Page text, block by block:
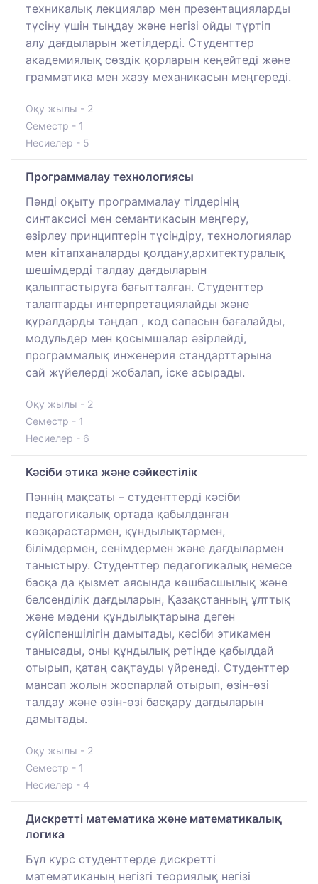
техникалық лекциялар мен презентацияларды
түсіну үшін тыңдау және негізі ойды түртіп
алу дағдыларын жетілдерді. Студенттер
академиялық сөздік қорларын кеңейтеді және
грамматика мен жазу механикасын меңгереді.
Оқу жылы - 2
Семестр - 1
Несиелер - 5
Программалау технологиясы
Пәнді оқыту программалау тілдерінің
синтаксисі мен семантикасын меңгеру,
әзірлеу принциптерін түсіндіру, технологиялар
мен кітапханаларды қолдану,архитектуралық
шешімдерді талдау дағдыларын
қалыптастыруға бағытталған. Студенттер
талаптарды интерпретациялайды және
құралдарды таңдап , код сапасын бағалайды,
модульдер мен қосымшалар әзірлейді,
программалық инженерия стандарттарына
сай жүйелерді жобалап, іске асырады.
Оқу жылы - 2
Семестр - 1
Несиелер - 6
Кәсіби этика және сәйкестілік
Пәннің мақсаты – студенттерді кәсіби
педагогикалық ортада қабылданған
көзқарастармен, құндылықтармен,
білімдермен, сенімдермен және дағдылармен
таныстыру. Студенттер педагогикалық немесе
басқа да қызмет аясында көшбасшылық және
белсенділік дағдыларын, Қазақстанның ұлттық
және мәдени құндылықтарына деген
сүйіспеншілігін дамытады, кәсіби этикамен
танысады, оны құндылық ретінде қабылдай
отырып, қатаң сақтауды үйренеді. Студенттер
мансап жолын жоспарлай отырып, өзін-өзі
талдау және өзін-өзі басқару дағдыларын
дамытады.
Оқу жылы - 2
Семестр - 1
Несиелер - 4
Дискретті математика және математикалық
логика
Бұл курс студенттерде дискретті
математиканың негізгі теориялық негізі